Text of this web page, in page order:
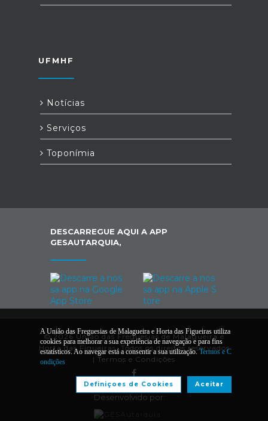
UFMHF
Notícias
Serviços
Toponímia
DESCARREGUE AQUI A APP
GESAUTARQUIA,
© 2026 União das Freguesias de Malagueira e
Horta das Figueiras. Todos os direitos reservados
| Termos e Condições
Desenvolvido por:
A União das Freguesias de Malagueira e Horta das Figueiras utiliza
cookies para melhorar a sua experiência de navegação e para fins
estatísticos. Ao navegar está a consentir a sua utilização.Termos e C
ondições
Aceitar
Definiçoes de Cookies